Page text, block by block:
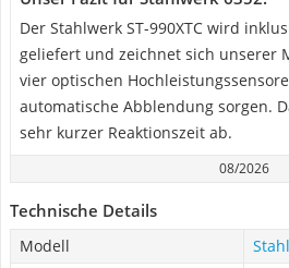
Der Stahlwerk ST-990XTC wird
geliefert und zeichnet sich unserer
vier optischen
automatische Abblendung sorgen.
sehr kurzer Reaktionszeit ab.
08/2026
Technische Details
Modell